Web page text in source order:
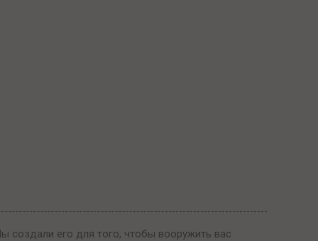
создали его для того, чтобы вооружить вас